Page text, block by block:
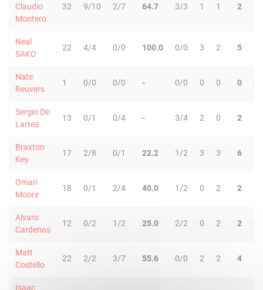
Claudio
Montero
32 9/10 2/7 64.7 3/3 1 1 2 8
Neal
SAKO
22 4/4 0/0 100.0 0/0 3 2 5
Nate
Reuvers
1 0/0 0/0 - 0/0 0 0 0 0
Sergio De
Larrea
13 0/1 0/4 - 3/4 2 0 2
Braxton
Key
17 2/8 0/1 22.2 1/2 3 3 6 3
Omari
Moore
18 0/1 2/4 40.0 1/2 0 2 2
Alvaro
Cardenas
12 0/2 1/2 25.0 2/2 0 2 2 2
Matt
Costello
22 2/2 3/7 55.6 0/0 2 2 4
Isaac